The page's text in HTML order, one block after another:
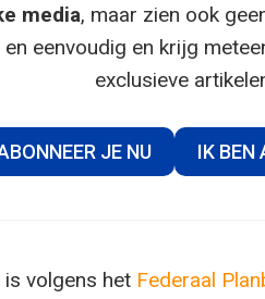
media, maar zien ook
eenvoudig en krijg
exclusieve
JE NU IK BEN
volgens het Federaal